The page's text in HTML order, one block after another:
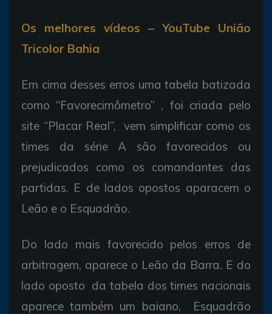
Os melhores vídeos – YouTube União
Tricolor Bahia
Em cima desses erros uma tabela batizada
como “Favorecimômetro” , foi criada pelo
site “Placar Real”, vem simplificar como os
times da série A são favorecidos ou
prejudicados como os comandantes das
partidas. E de lados opostos aparacem o
Leão e o Esquadrão.
Do lado mais favorecido pelos erros de
arbitragem, aparece o Leão da Barra. E do
lado oposto da tabela dos times nacionais
aparece também um baiano, Esquadrão